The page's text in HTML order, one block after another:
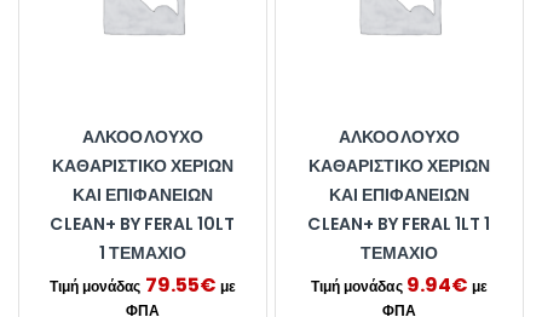
ΑΛΚΟΟΛΟΎΧΟ
ΚΑΘΑΡΙΣΤΙΚΌ ΧΕΡΙΏΝ
ΚΑΙ ΕΠΙΦΑΝΕΙΏΝ
CLEAN+ BY FERAL 10LT
1 ΤΕΜΆΧΙΟ
79.55€
ΑΛΚΟΟΛΟΎΧΟ
ΚΑΘΑΡΙΣΤΙΚΌ ΧΕΡΙΏΝ
ΚΑΙ ΕΠΙΦΑΝΕΙΏΝ
CLEAN+ BY FERAL 1LT 1
ΤΕΜΆΧΙΟ
9.94€